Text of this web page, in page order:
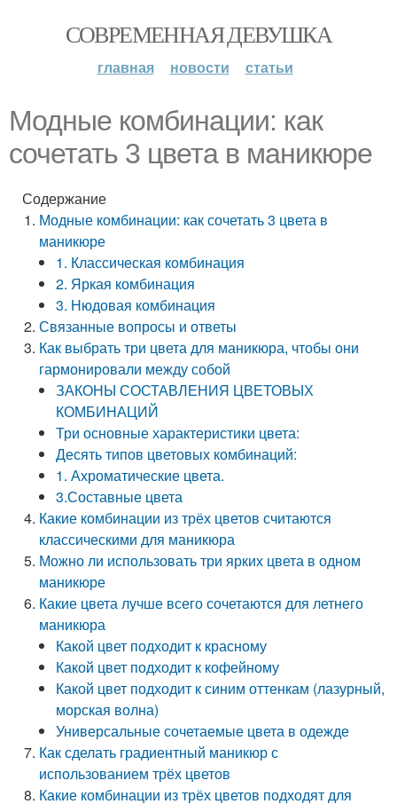
СОВРЕМЕННАЯ ДЕВУШКА
главная новости статьи
Модные комбинации: как
сочетать 3 цвета в маникюре
Содержание
Модные комбинации: как сочетать 3 цвета в
маникюре
1. Классическая комбинация
2. Яркая комбинация
3. Нюдовая комбинация
Связанные вопросы и ответы
Как выбрать три цвета для маникюра, чтобы они
гармонировали между собой
ЗАКОНЫ СОСТАВЛЕНИЯ ЦВЕТОВЫХ
КОМБИНАЦИЙ
Три основные характеристики цвета:
Десять типов цветовых комбинаций:
1. Ахроматические цвета.
3.Составные цвета
Какие комбинации из трёх цветов считаются
классическими для маникюра
Можно ли использовать три ярких цвета в одном
маникюре
Какие цвета лучше всего сочетаются для летнего
маникюра
Какой цвет подходит к красному
Какой цвет подходит к кофейному
Какой цвет подходит к синим оттенкам (лазурный,
морская волна)
Универсальные сочетаемые цвета в одежде
Как сделать градиентный маникюр с
использованием трёх цветов
Какие комбинации из трёх цветов подходят для